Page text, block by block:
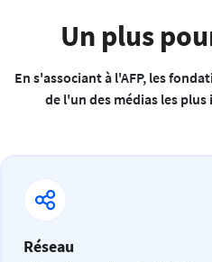
Un plus
En s'associant à l'AFP, les
de l'un des médias les
Réseau